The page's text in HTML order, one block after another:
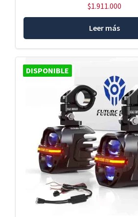
$1.911.000
Leer más
DISPONIBLE